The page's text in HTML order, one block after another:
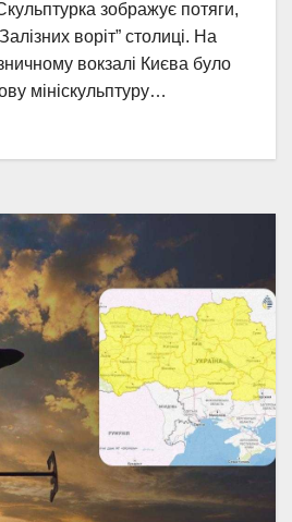
зображує потяги,
воріт” столиці. На
вокзалі Києва було
мініскульптуру…